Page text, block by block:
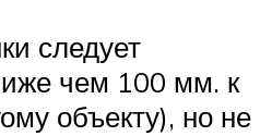
следует
чем 100 мм. к
объекту), но не